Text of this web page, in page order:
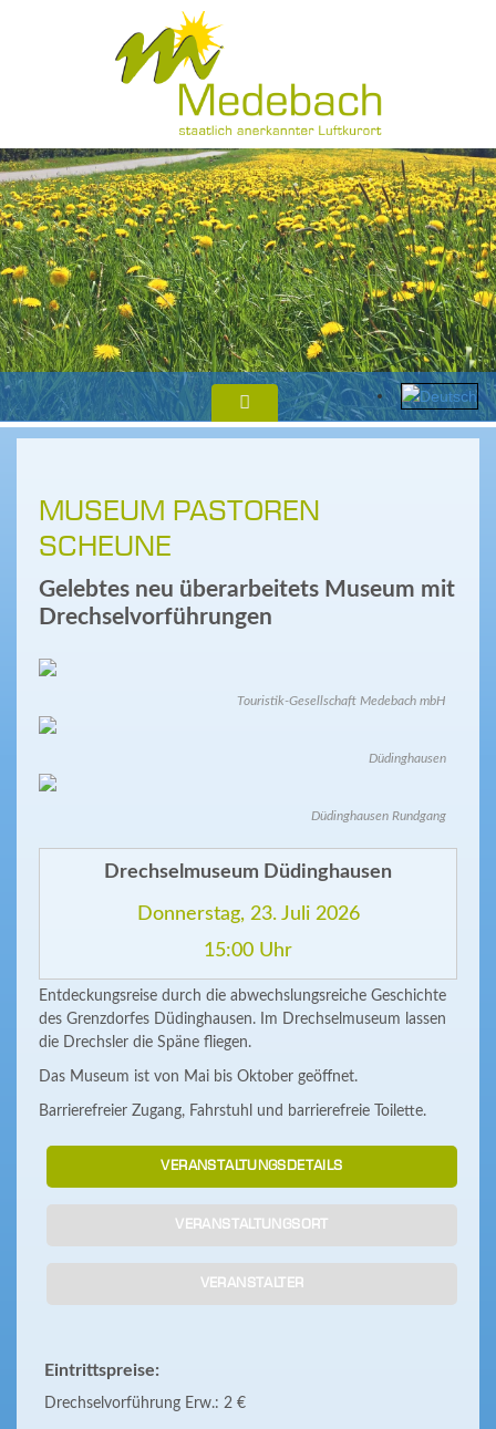
MUSEUM PASTOREN
SCHEUNE
Gelebtes neu überarbeitets Museum mit
Drechselvorführungen
Touristik-Gesellschaft Medebach mbH
Düdinghausen
Düdinghausen Rundgang
Drechselmuseum Düdinghausen
Donnerstag, 23. Juli 2026
15:00 Uhr
Entdeckungsreise durch die abwechslungsreiche Geschichte
des Grenzdorfes Düdinghausen. Im Drechselmuseum lassen
die Drechsler die Späne fliegen.
Das Museum ist von Mai bis Oktober geöffnet.
Barrierefreier Zugang, Fahrstuhl und barrierefreie Toilette.
VERANSTALTUNGSDETAILS
VERANSTALTUNGSORT
VERANSTALTER
Eintrittspreise:
Drechselvorführung Erw.: 2 €